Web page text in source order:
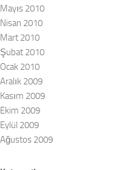
Mayıs 2010
Nisan 2010
Mart 2010
Şubat 2010
Ocak 2010
Aralık 2009
Kasım 2009
Ekim 2009
Eylül 2009
Ağustos 2009